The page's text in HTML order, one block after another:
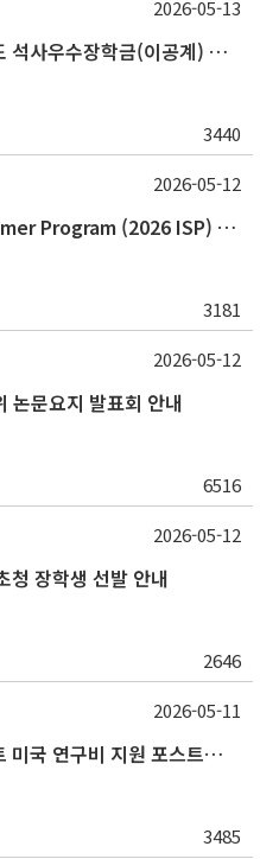
(신청기간 수정)2026학년도 석사우수장학금(이공계) 신규장학생 선발 안내(~5/21(목) 오전 11시까지)
3440
2026-05-13
2026 International Summer Program (2026 ISP) Overview and Course Registration Procedure
3181
2026-05-12
논문요지 발표회 안내
6516
2026-05-12
장학생 선발 안내
2646
2026-05-12
2027-2028년도 풀브라이트 미국 연구비 지원 포스트닥 장학 프로그램 선발 안내
3485
2026-05-11